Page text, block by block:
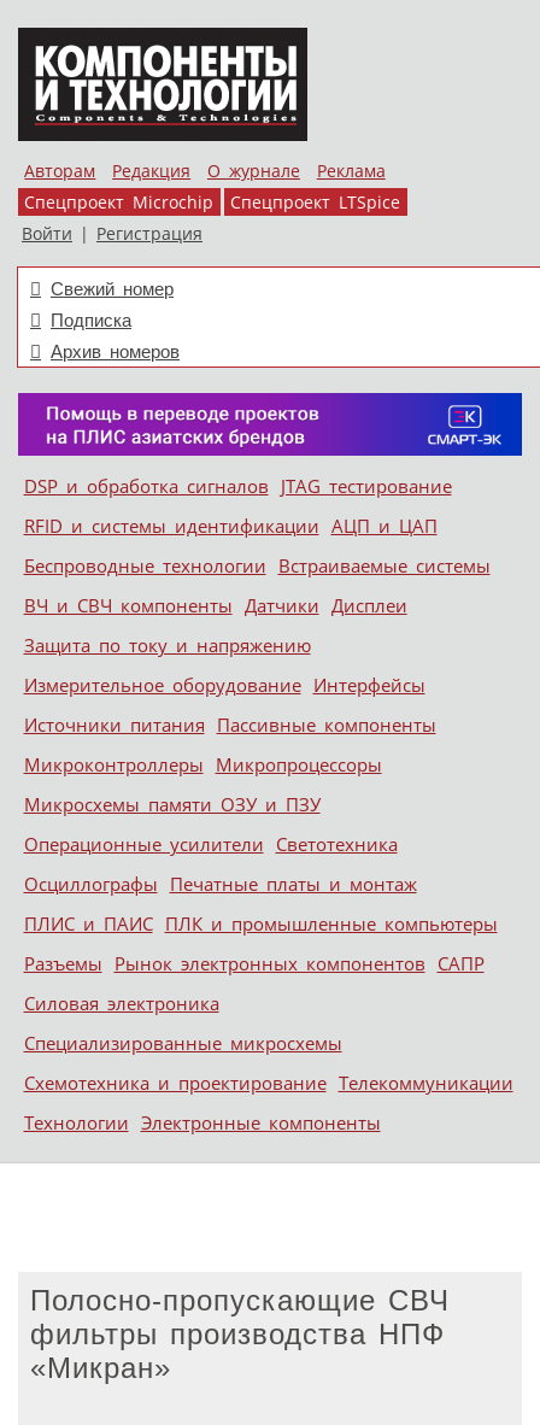
Авторам Редакция О журнале
Реклама
Спецпроект Microchip
Спецпроект LTSpice
Войти | Регистрация
Свежий номер
Подписка
Архив номеров
Меню
Skip to content
DSP и обработка сигналов JTAG тестирование
RFID и системы идентификации АЦП и ЦАП
Беспроводные технологии Встраиваемые системы
ВЧ и СВЧ компоненты Датчики Дисплеи
Защита по току и напряжению
Измерительное оборудование Интерфейсы
Источники питания Пассивные компоненты
Микроконтроллеры Микропроцессоры
Микросхемы памяти ОЗУ и ПЗУ
Операционные усилители Светотехника
Осциллографы Печатные платы и монтаж
ПЛИС и ПАИС ПЛК и промышленные компьютеры
Разъемы Рынок электронных компонентов САПР
Силовая электроника
Специализированные микросхемы
Схемотехника и проектирование Телекоммуникации
Технологии Электронные компоненты
Полосно-пропускающие СВЧ
фильтры производства НПФ
«Микран»